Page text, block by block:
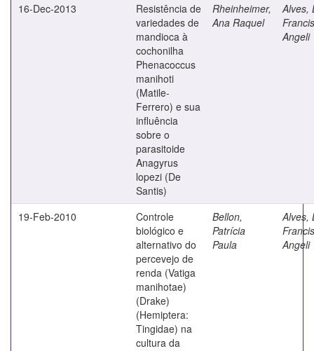
16-Dec-2013
Resistência de
variedades de
mandioca à
cochonilha
Phenacoccus
manihoti
(Matile-
Ferrero) e sua
influência
sobre o
parasitoide
Anagyrus
lopezi (De
Santis)
Rheinheimer,
Ana Raquel
Alves,
Angeli
19-Feb-2010
Controle
biológico e
alternativo do
percevejo de
renda (Vatiga
manihotae)
(Drake)
(Hemiptera:
Tingidae) na
cultura da
Bellon,
Patrícia
Paula
Alves,
Angeli